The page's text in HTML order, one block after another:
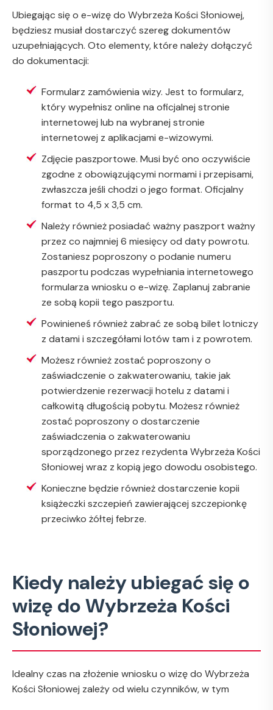
Ubiegając się o e-wizę do Wybrzeża Kości Słoniowej,
będziesz musiał dostarczyć szereg dokumentów
uzupełniających. Oto elementy, które należy dołączyć
do dokumentacji:
Formularz zamówienia wizy. Jest to formularz,
który wypełnisz online na oficjalnej stronie
internetowej lub na wybranej stronie
internetowej z aplikacjami e-wizowymi.
Zdjęcie paszportowe. Musi być ono oczywiście
zgodne z obowiązującymi normami i przepisami,
zwłaszcza jeśli chodzi o jego format. Oficjalny
format to 4,5 x 3,5 cm.
Należy również posiadać ważny paszport ważny
przez co najmniej 6 miesięcy od daty powrotu.
Zostaniesz poproszony o podanie numeru
paszportu podczas wypełniania internetowego
formularza wniosku o e-wizę. Zaplanuj zabranie
ze sobą kopii tego paszportu.
Powinieneś również zabrać ze sobą bilet lotniczy
z datami i szczegółami lotów tam i z powrotem.
Możesz również zostać poproszony o
zaświadczenie o zakwaterowaniu, takie jak
potwierdzenie rezerwacji hotelu z datami i
całkowitą długością pobytu. Możesz również
zostać poproszony o dostarczenie
zaświadczenia o zakwaterowaniu
sporządzonego przez rezydenta Wybrzeża Kości
Słoniowej wraz z kopią jego dowodu osobistego.
Konieczne będzie również dostarczenie kopii
książeczki szczepień zawierającej szczepionkę
przeciwko żółtej febrze.
Kiedy należy ubiegać się o
wizę do Wybrzeża Kości
Słoniowej?
Idealny czas na złożenie wniosku o wizę do Wybrzeża
Kości Słoniowej zależy od wielu czynników, w tym